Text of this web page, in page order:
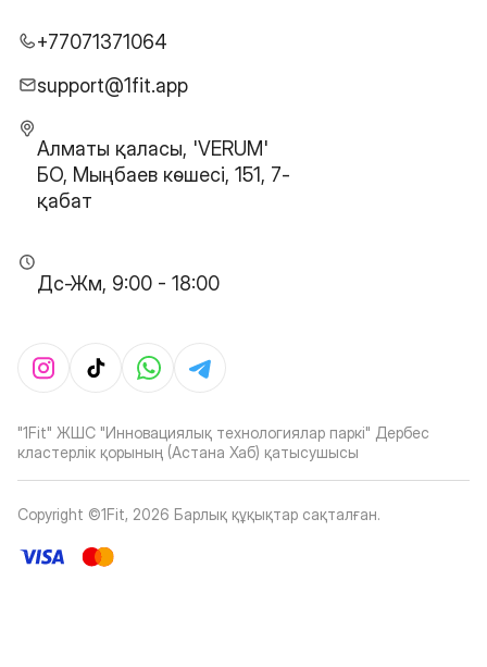
+77071371064
support@1fit.app
Алматы қаласы, 'VERUM'
БО, Мыңбаев көшесі, 151, 7-
қабат
Дс-Жм, 9:00 - 18:00
"1Fit" ЖШС "Инновациялық технологиялар паркі" Дербес
кластерлік қорының (Астана Хаб) қатысушысы
Copyright ©1Fit, 2026 Барлық құқықтар сақталған.